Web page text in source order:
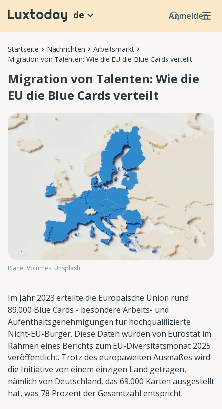
Anmelden
de
Startseite Nachrichten
Arbeitsmarkt
Migration von Talenten: Wie die EU die Blue Cards verteilt
Migration von Talenten: Wie die
EU die Blue Cards verteilt
Planet Volumes, Unsplash
Im Jahr 2023 erteilte die Europäische Union rund
89.000 Blue Cards - besondere Arbeits- und
Aufenthaltsgenehmigungen für hochqualifizierte
Nicht-EU-Bürger. Diese Daten wurden von Eurostat im
Rahmen eines Berichts zum EU-Diversitätsmonat 2025
veröffentlicht. Trotz des europaweiten Ausmaßes wird
die Initiative von einem einzigen Land getragen,
nämlich von Deutschland, das 69.000 Karten ausgestellt
hat, was 78 Prozent der Gesamtzahl entspricht.